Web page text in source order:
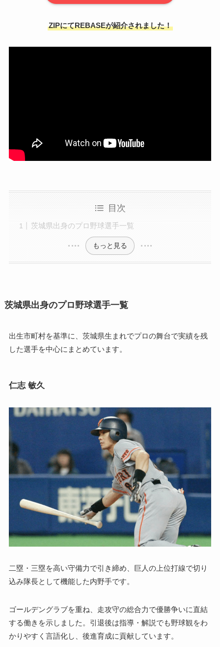
ZIPにてREBASEが紹介されました！
目次
茨城県出身のプロ野球選手一覧
もっと見る
茨城県出身のプロ野球選手一覧
出生市町村を基準に、茨城県生まれでプロの舞台で実績を残
した選手を中心にまとめています。
仁志 敏久
二塁・三塁を高い守備力で引き締め、巨人の上位打線で切り
込み隊長として機能した内野手です。
ゴールデングラブを重ね、走攻守の総合力で優勝争いに直結
する働きを示しました。引退後は指導・解説でも野球観をわ
かりやすく言語化し、後進育成に貢献しています。